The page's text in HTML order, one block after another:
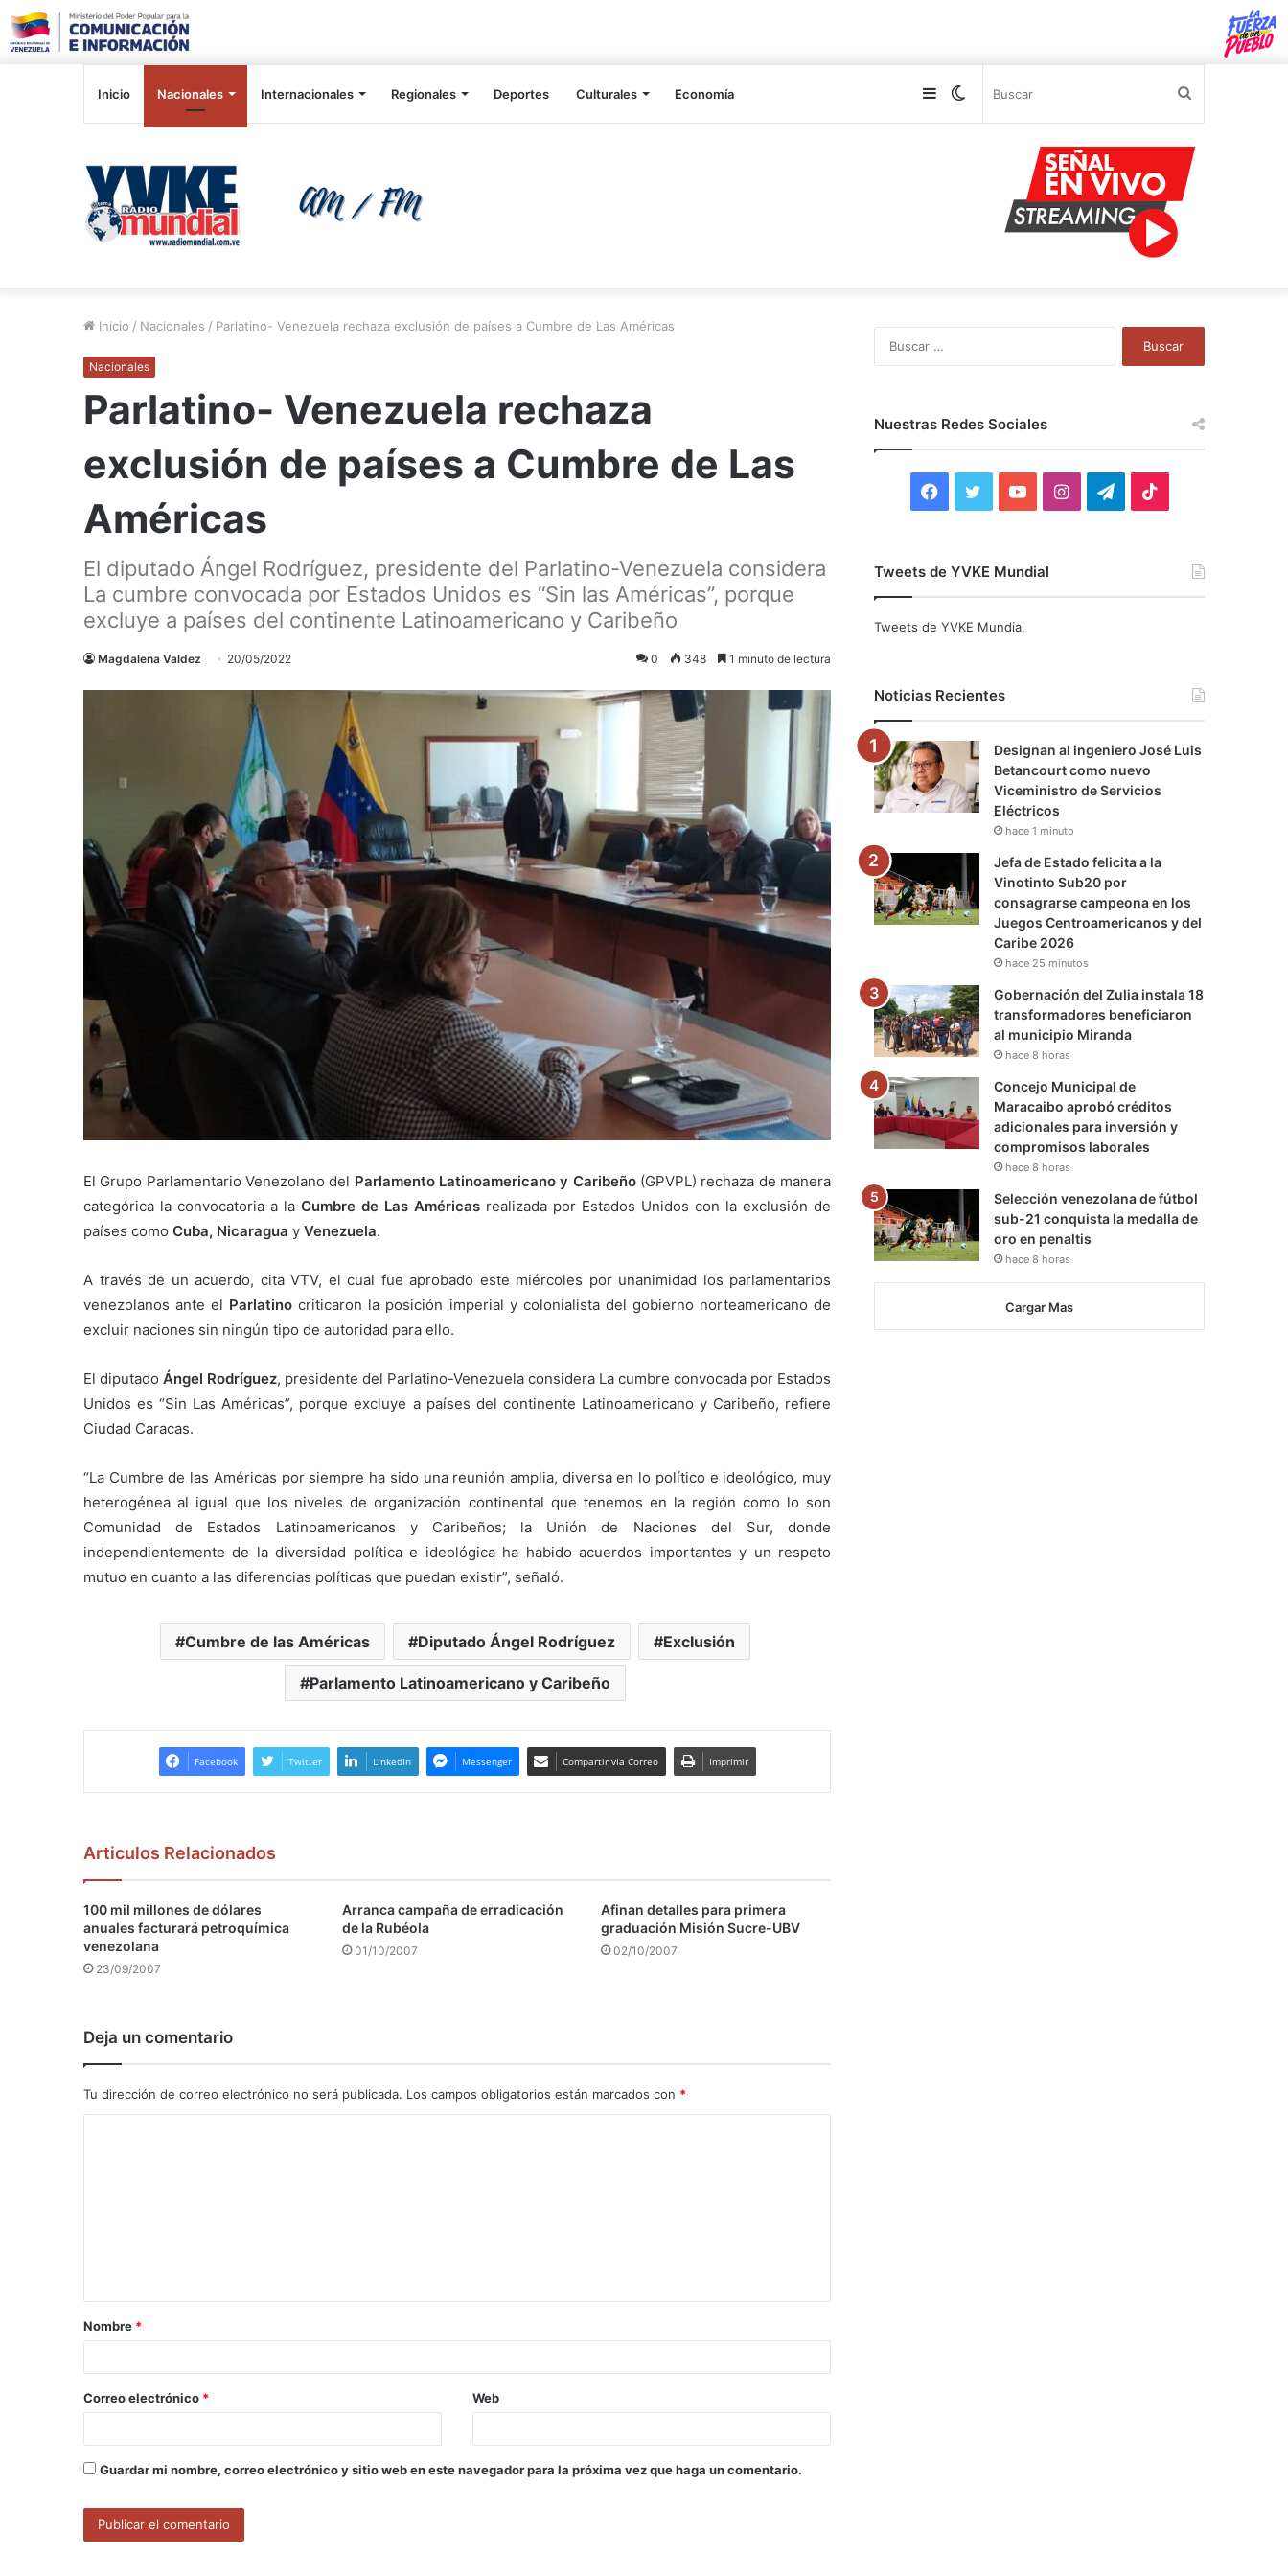
Inicio Nacionales Internacionales Regionales Deportes Culturales Economía Switch
Sidebar
Inicio / Nacionales / Parlatino- Venezuela rechaza exclusión de países a Cumbre de Las Américas
Nacionales
Parlatino- Venezuela rechaza
exclusión de países a Cumbre de Las
Américas
El diputado Ángel Rodríguez, presidente del Parlatino-Venezuela considera
La cumbre convocada por Estados Unidos es “Sin las Américas”, porque
excluye a países del continente Latinoamericano y Caribeño
Magdalena Valdez 20/05/2022 0 348 1 minuto de lectura
El Grupo Parlamentario Venezolano del Parlamento Latinoamericano y Caribeño(GPVPL) rechaza de manera
categórica la convocatoria a la Cumbre de Las Américas realizada por Estados Unidos con la exclusión de
países como Cuba, Nicaragua y Venezuela.
A través de un acuerdo, cita VTV, el cual fue aprobado este miércoles por unanimidad los parlamentarios
venezolanos ante el Parlatino criticaron la posición imperial y colonialista del gobierno norteamericano de
excluir naciones sin ningún tipo de autoridad para ello.
El diputado Ángel Rodríguez, presidente del Parlatino-Venezuela considera La cumbre convocada por Estados
Unidos es “Sin Las Américas”, porque excluye a países del continente Latinoamericano y Caribeño, refiere
Ciudad Caracas.
“La Cumbre de las Américas por siempre ha sido una reunión amplia, diversa en lo político e ideológico, muy
heterogénea al igual que los niveles de organización continental que tenemos en la región como lo son
Comunidad de Estados Latinoamericanos y Caribeños; la Unión de Naciones del Sur, donde
independientemente de la diversidad política e ideológica ha habido acuerdos importantes y un respeto
mutuo en cuanto a las diferencias políticas que puedan existir”, señaló.
Cumbre de las Américas Diputado Ángel Rodríguez Exclusión
Parlamento Latinoamericano y Caribeño
Facebook Twitter LinkedIn Messenger Compartir via Correo Imprimir
Articulos Relacionados
100 mil millones de dólares
anuales facturará petroquímica
venezolana
23/09/2007
Arranca campaña de erradicación
de la Rubéola
01/10/2007
Afinan detalles para primera
graduación Misión Sucre-UBV
02/10/2007
Deja un comentario
Tu dirección de correo electrónico no será publicada. Los campos obligatorios están marcados con *
a
r
*
Nombre *
Correo electrónico * Web
Guardar mi nombre, correo electrónico y sitio web en este navegador para la próxima vez que haga un comentario.
Nuestras Redes Sociales
F
c
o
k
i
r
Y
u
e
I
r
a
m
T
a
m
Tweets de YVKE Mundial
Tweets de YVKE Mundial
Noticias Recientes
Designan al ingeniero José Luis
Betancourt como nuevo
Viceministro de Servicios
Eléctricos
hace 1 minuto
Jefa de Estado felicita a la
Vinotinto Sub20 por
consagrarse campeona en los
Juegos Centroamericanos y del
Caribe 2026
hace 25 minutos
Gobernación del Zulia instala 18
transformadores beneficiaron
al municipio Miranda
hace 8 horas
Concejo Municipal de
Maracaibo aprobó créditos
adicionales para inversión y
compromisos laborales
hace 8 horas
Selección venezolana de fútbol
sub-21 conquista la medalla de
oro en penaltis
hace 8 horas
Cargar Mas